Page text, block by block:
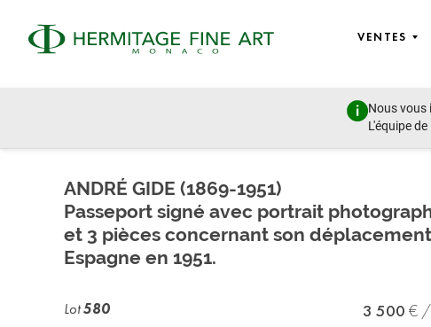
VENTES
Nous vous
L'équipe
ANDRÉ GIDE (1869-1951)
Passeport signé avec portrait
et 3 pièces concernant son
Espagne en 1951.
Lot580 3 500